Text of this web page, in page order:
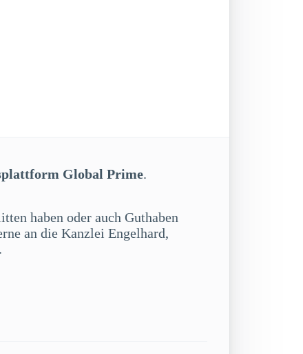
Global Prime.
haben oder auch Guthaben
an die Kanzlei Engelhard,